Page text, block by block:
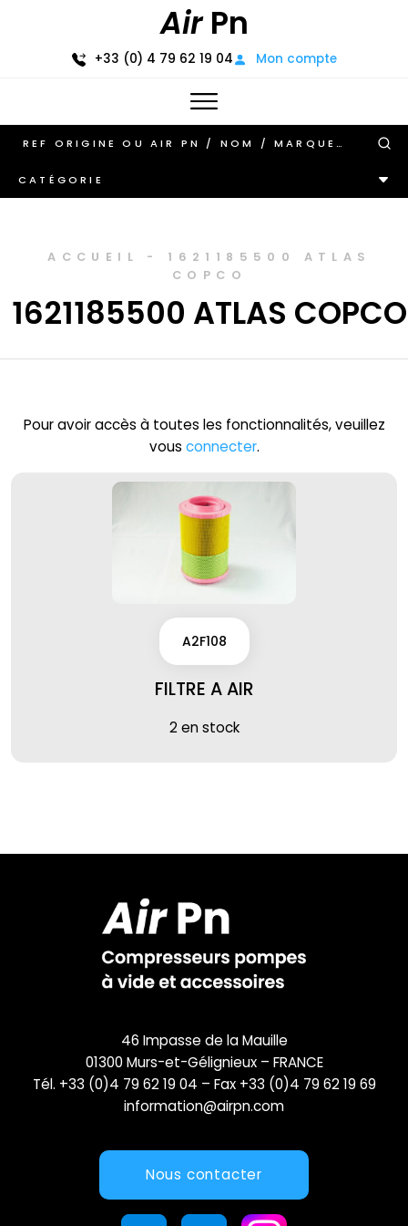
AirPn
+33 (0) 4 79 62 19 04 Mon compte
CATÉGORIE
ACCUEIL - 1621185500 ATLAS
COPCO
1621185500 ATLAS COPCO
Pour avoir accès à toutes les fonctionnalités, veuillez
vous connecter.
A2F108
FILTRE A AIR
2 en stock
46 Impasse de la Mauille
01300 Murs-et-Gélignieux – FRANCE
Tél. +33 (0)4 79 62 19 04 – Fax +33 (0)4 79 62 19 69
information@airpn.com
Nous contacter